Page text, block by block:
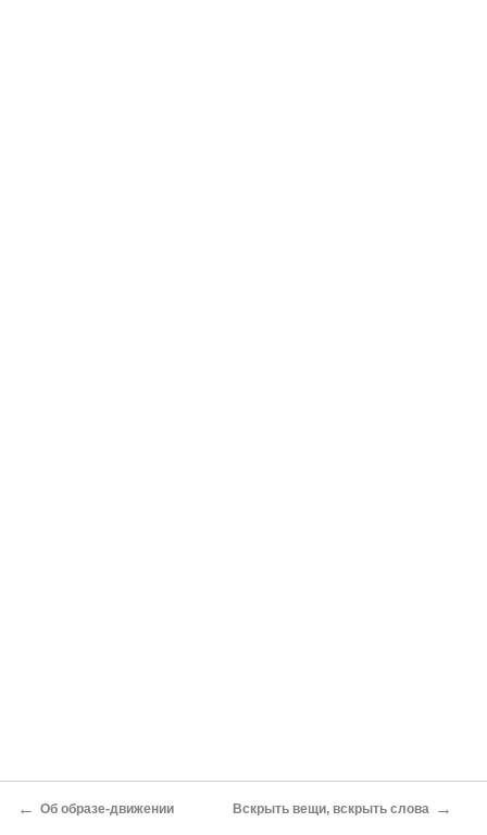
← Об образе-движении Вскрыть вещи, вскрыть слова →